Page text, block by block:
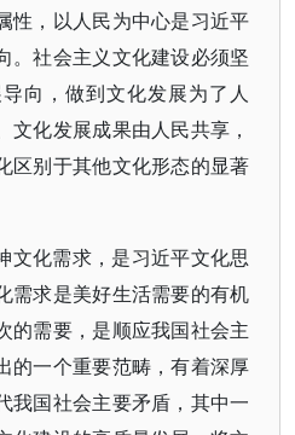
性，以人民为中心是习近平
。社会主义文化建设必须坚
向，做到文化发展为了人
文化发展成果由人民共享，
区别于其他文化形态的显著
文化需求，是习近平文化思
需求是美好生活需要的有机
的需要，是顺应我国社会主
的一个重要范畴，有着深厚
我国社会主要矛盾，其中一